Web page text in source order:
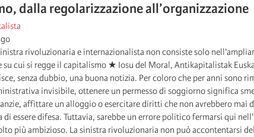
dalla regolarizzazione all’organizzazione
rivoluzionaria e internazionalista non consiste solo
su cui si regge il capitalismo ★ Iosu del Moral, Antikapitalistak
senza dubbio, una buona notizia. Per coloro che per anni sono
invisibile, ottenere un permesso di soggiorno significa
affittare un alloggio o esercitare diritti che non avrebbero
essere difesa. Tuttavia, sarebbe un errore politico fermarsi qui
più ambizioso. La sinistra rivoluzionaria non può accontentarsi